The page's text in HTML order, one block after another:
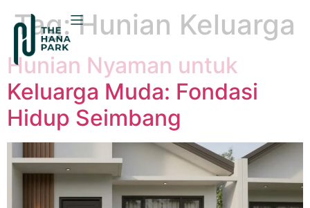
Tag:Hunian Keluarga
Hunian Nyaman untuk
Keluarga Muda: Fondasi
Hidup Seimbang